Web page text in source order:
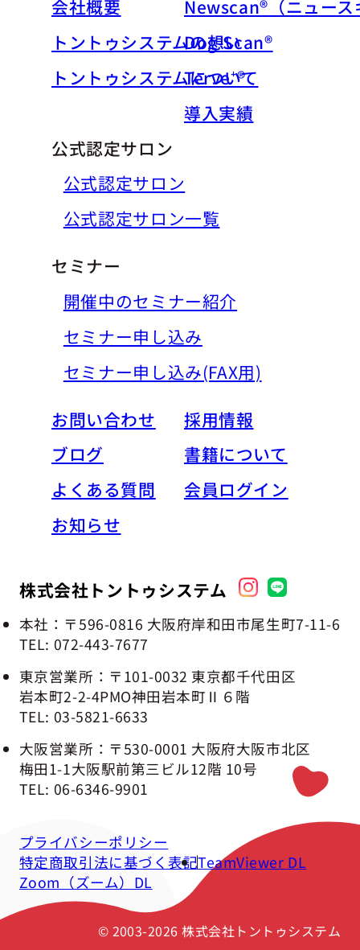
会社概要
トントゥシステムの想い
トントゥシステムについて
Newscan®（ニュース
Dog-Scan®
Terve⁺®
導入実績
公式認定サロン
公式認定サロン
公式認定サロン一覧
セミナー
開催中のセミナー紹介
セミナー申し込み
セミナー申し込み(FAX用)
お問い合わせ
ブログ
よくある質問
お知らせ
採用情報
書籍について
会員ログイン
株式会社トントゥシステム
本社：〒596-0816 大阪府岸和田市尾生町7-11-6
TEL: 072-443-7677
東京営業所：〒101-0032 東京都千代田区
岩本町2-2-4PMO神田岩本町Ⅱ６階
TEL: 03-5821-6633
大阪営業所：〒530-0001 大阪府大阪市北区
梅田1-1大阪駅前第三ビル12階 10号
TEL: 06-6346-9901
プライバシーポリシー
特定商取引法に基づく表記TeamViewer DL
Zoom（ズーム）DL
© 2003-2026 株式会社トントゥシステム